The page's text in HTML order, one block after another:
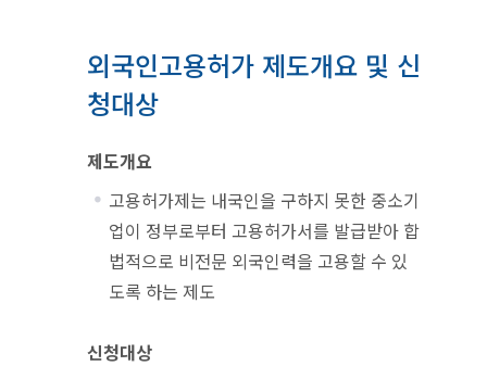
외국인고용허가 제도개요 및 신
청대상
제도개요
고용허가제는 내국인을 구하지 못한 중소기
업이 정부로부터 고용허가서를 발급받아 합
법적으로 비전문 외국인력을 고용할 수 있
도록 하는 제도
신청대상